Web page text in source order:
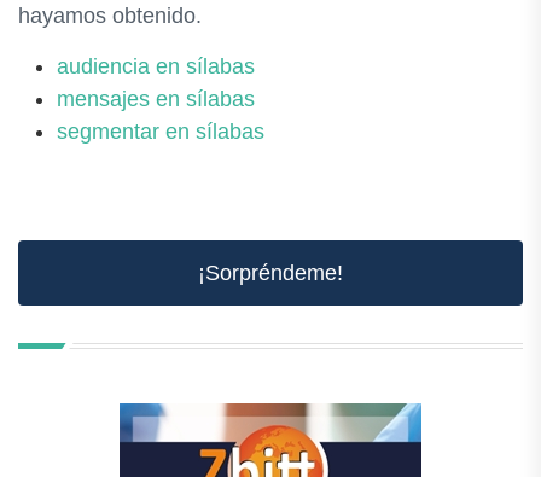
hayamos obtenido.
audiencia en sílabas
mensajes en sílabas
segmentar en sílabas
¡Sorpréndeme!